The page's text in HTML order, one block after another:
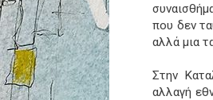
που δεν
αλλά μια
Στην
αλλαγή